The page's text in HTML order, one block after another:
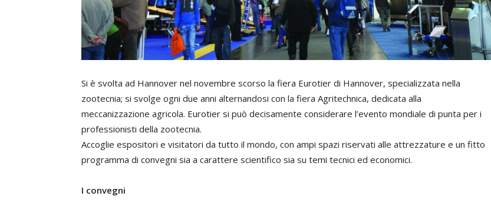
Si è svolta ad Hannover nel novembre scorso la fiera Eurotier di Hannover, specializzata nella
zootecnia; si svolge ogni due anni alternandosi con la fiera Agritechnica, dedicata alla
meccanizzazione agricola. Eurotier si può decisamente considerare l’evento mondiale di punta per i
professionisti della zootecnia.
Accoglie espositori e visitatori da tutto il mondo, con ampi spazi riservati alle attrezzature e un fitto
programma di convegni sia a carattere scientifico sia su temi tecnici ed economici.
I convegni